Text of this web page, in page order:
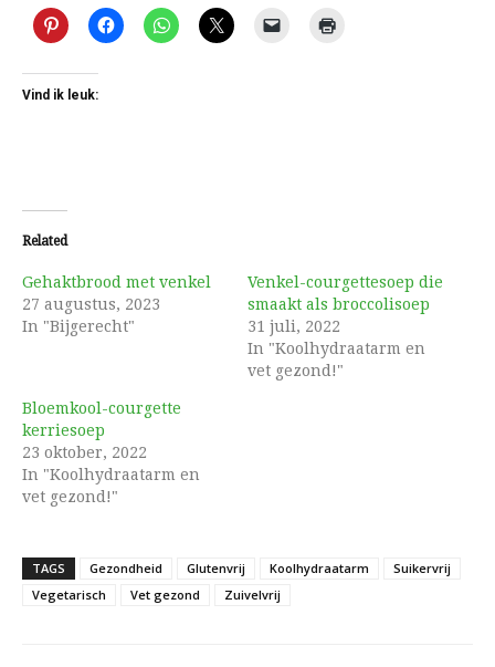
Vind ik leuk:
Related
Gehaktbrood met venkel
27 augustus, 2023
In "Bijgerecht"
Venkel-courgettesoep die
smaakt als broccolisoep
31 juli, 2022
In "Koolhydraatarm en
vet gezond!"
Bloemkool-courgette
kerriesoep
23 oktober, 2022
In "Koolhydraatarm en
vet gezond!"
TAGS Gezondheid Glutenvrij Koolhydraatarm
Suikervrij
Vegetarisch
Vet gezond Zuivelvrij